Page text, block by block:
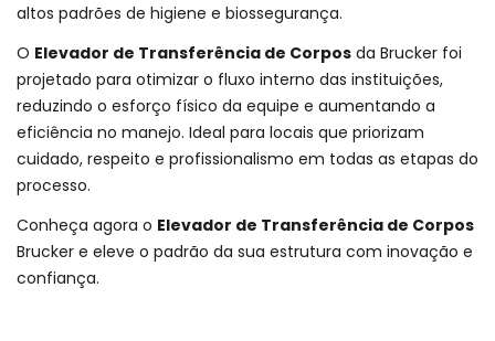
altos padrões de higiene e biossegurança.
O Elevador de Transferência de Corpos da Brucker foi
projetado para otimizar o fluxo interno das instituições,
reduzindo o esforço físico da equipe e aumentando a
eficiência no manejo. Ideal para locais que priorizam
cuidado, respeito e profissionalismo em todas as etapas do
processo.
Conheça agora o Elevador de Transferência de Corpos
Brucker e eleve o padrão da sua estrutura com inovação e
confiança.